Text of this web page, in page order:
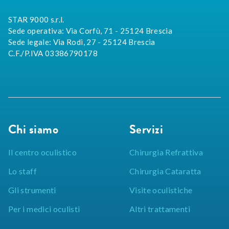
STAR 9000 s.r.l.
Sede operativa: Via Corfù, 71 - 25124 Brescia
Sede legale: Via Rodi, 27 - 25124 Brescia
C.F./P.IVA 03386790178
Chi siamo
Il centro oculistico
Lo staff
Gli strumenti
Per i medici oculisti
Servizi
Chirurgia Refrattiva
Chirurgia Cataratta
Visite oculistiche
Altri trattamenti